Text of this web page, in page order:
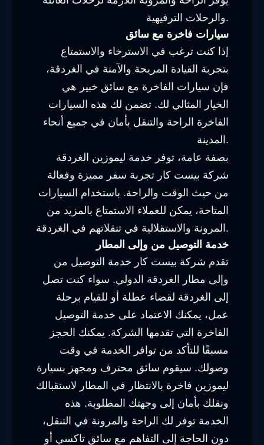
والرحلات الترفيهية.
سيارات فاخرة مع سائق
إذا كنت ترغب في الاسترخاء والاستمتاع
بتجربة القيادة المريحة والآمنة في الغردقة،
فإن سيارات الفاخرة مع سائق خبير هي
الخيار المثالي لك. تضمن لك هذه السيارات
الفاخرة الراحة والتنقل بأمان في جميع أنحاء
المدينة.
بصفة عامة، توفر خدمة ليموزين الغردقة
شركة بيست كار تجربة سفر مميزة وفعالة
من حيث الوقت والراحة. باستخدام السيارات
المتاحة، يمكن للعملاء الاستمتاع بالمزيد من
المرونة والاستقلالية في تنقلاتهم في الغردقة.
خدمة التوصيل من وإلى المطار
تقدم شركة بيست كار خدمة التوصيل من
وإلى مطار الغردقة الدولي. سواء كنت تصل
إلى الغردقة لقضاء عطلة أو للقيام برحلة
عمل، يمكنك الاعتماد على خدمة التوصيل
الفاخرة التي تقدمها الشركة. يمكنك الحجز
مسبقًا للتأكد من توافر الخدمة في وقت
وصولك. سيقوم سائق محترف ومجهز بسيارة
ليموزين فاخرة بالانتظار في المطار لاستقبالك
ونقلك بأمان إلى وجهتك المطلوبة. هذه
الخدمة توفر لك الراحة والمرونة في التنقل،
دون الحاجة إلى التفاهم مع سائق تاكسي أو